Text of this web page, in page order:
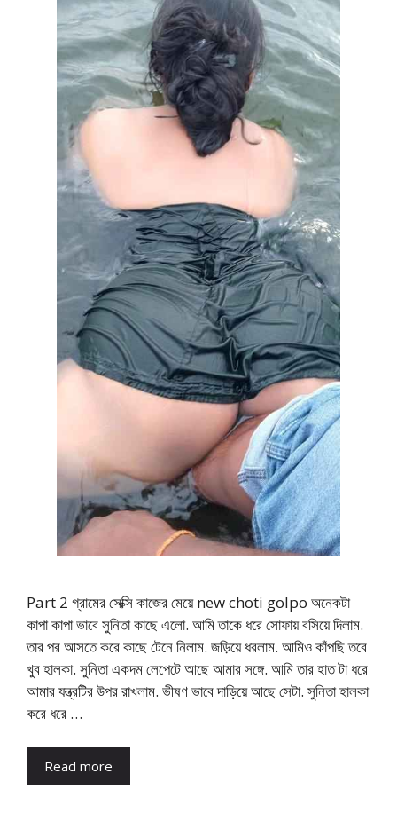
Part 2 গ্রামের সেক্সি কাজের মেয়ে new choti golpo অনেকটা
কাপা কাপা ভাবে সুনিতা কাছে এলো. আমি তাকে ধরে সোফায় বসিয়ে দিলাম.
তার পর আসতে করে কাছে টেনে নিলাম. জড়িয়ে ধরলাম. আমিও কাঁপছি তবে
খুব হালকা. সুনিতা একদম লেপেটে আছে আমার সঙ্গে. আমি তার হাত টা ধরে
আমার যন্ত্রটির উপর রাখলাম. ভীষণ ভাবে দাড়িয়ে আছে সেটা. সুনিতা হালকা
করে ধরে …
Read more